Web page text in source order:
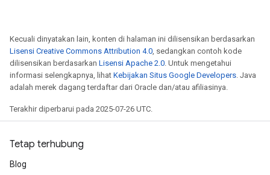
Kecuali dinyatakan lain, konten di halaman ini dilisensikan berdasarkan
Lisensi Creative Commons Attribution 4.0 , sedangkan contoh kode
dilisensikan berdasarkan Lisensi Apache 2.0 . Untuk mengetahui
informasi selengkapnya, lihat Kebijakan Situs Google Developers . Java
adalah merek dagang terdaftar dari Oracle dan/atau afiliasinya.
Terakhir diperbarui pada 2025-07-26 UTC.
Tetap terhubung
Blog